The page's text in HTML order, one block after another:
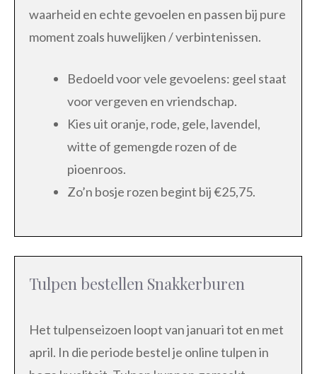
waarheid en echte gevoelen en passen bij pure
moment zoals huwelijken / verbintenissen.
Bedoeld voor vele gevoelens: geel staat
voor vergeven en vriendschap.
Kies uit oranje, rode, gele, lavendel,
witte of gemengde rozen of de
pioenroos.
Zo’n bosje rozen begint bij €25,75.
Tulpen bestellen Snakkerburen
Het tulpenseizoen loopt van januari tot en met
april. In die periode bestel je online tulpen in